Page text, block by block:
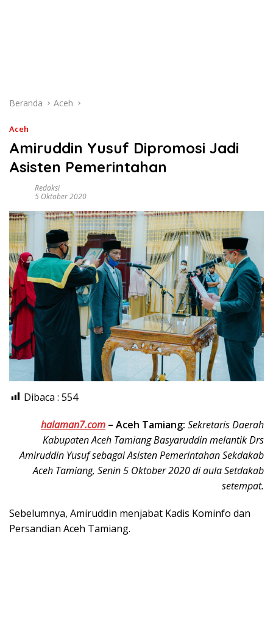
Beranda Aceh
Aceh
Amiruddin Yusuf Dipromosi Jadi
Asisten Pemerintahan
Redaksi
5 Oktober 2020
Dibaca : 554
halaman7.com – Aceh Tamiang: Sekretaris Daerah
Kabupaten Aceh Tamiang Basyaruddin melantik Drs
Amiruddin Yusuf sebagai Asisten Pemerintahan Sekdakab
Aceh Tamiang, Senin 5 Oktober 2020 di aula Setdakab
setempat.
Sebelumnya, Amiruddin menjabat Kadis Kominfo dan
Persandian Aceh Tamiang.